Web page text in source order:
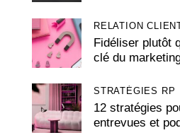
RELATION
Fidéliser plutôt
clé du
STRATÉGIES RP
12 stratégies
entrevues et